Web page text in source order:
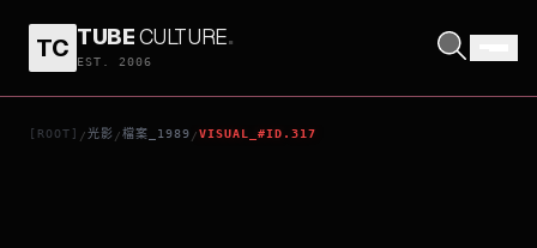
TC TUBECULTURE.
EST. 2006
[ROOT] /光影 /檔案_1989 /VISUAL_#ID.317
蝙蝠俠